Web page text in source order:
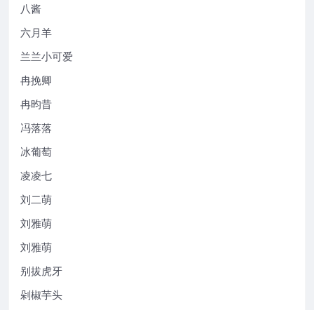
八酱
六月羊
兰兰小可爱
冉挽卿
冉昀昔
冯落落
冰葡萄
凌凌七
刘二萌
刘雅萌
刘雅萌
别拔虎牙
剁椒芋头